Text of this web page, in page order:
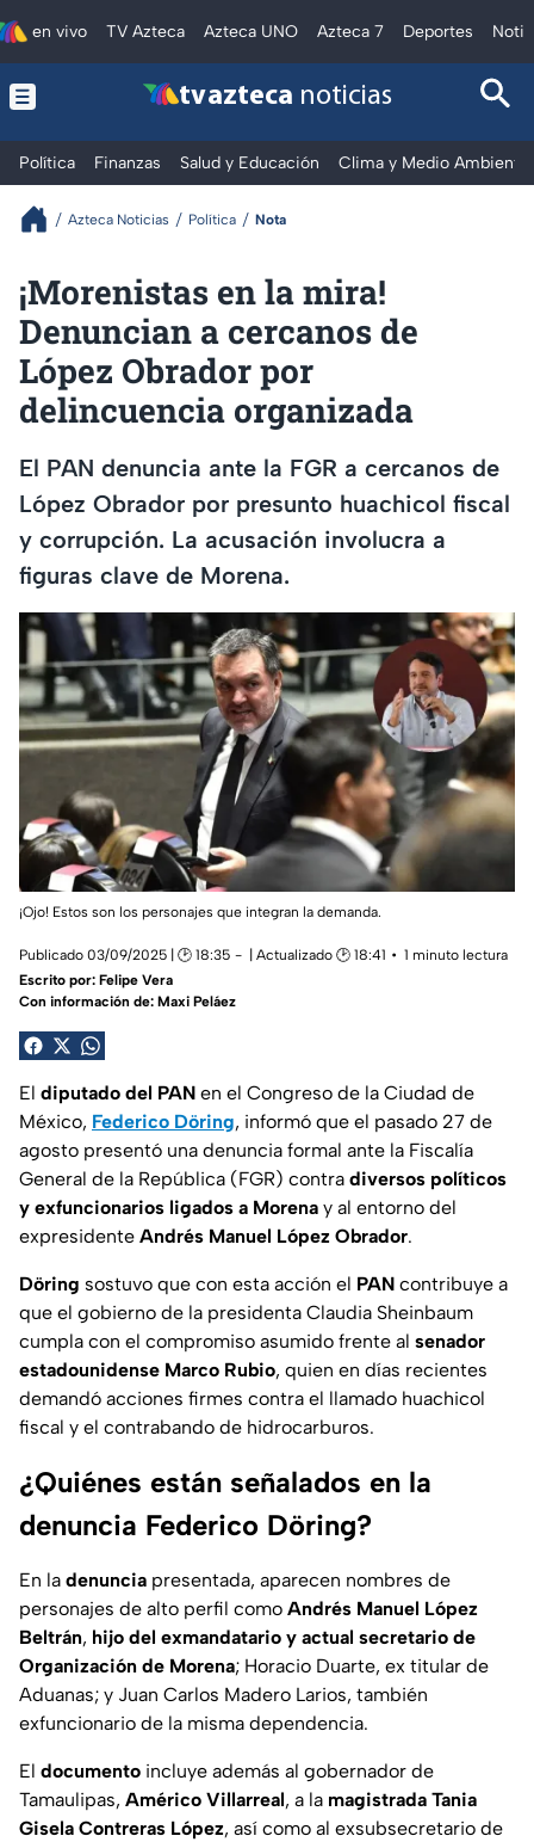
en vivo TV Azteca Azteca UNO Azteca 7 Deportes
tv azteca noticias
Política Finanzas Salud y Educación Clima y Medio Ambiente
Azteca Noticias Política Nota
¡Morenistas en la mira!
Denuncian a cercanos de
López Obrador por
delincuencia organizada
El PAN denuncia ante la FGR a cercanos de
López Obrador por presunto huachicol fiscal
y corrupción. La acusación involucra a
figuras clave de Morena.
¡Ojo! Estos son los personajes que integran la demanda.
Publicado 03/09/2025 | 🕑 18:35 | Actualizado 🕑 18:41
1 minuto lectura
Escrito por: Felipe Vera
Con información de: Maxi Peláez
El diputado del PAN en el Congreso de la Ciudad de
México, Federico Döring, informó que el pasado 27 de
agosto presentó una denuncia formal ante la Fiscalía
General de la República (FGR) contra diversos políticos
y exfuncionarios ligados a Morena y al entorno del
expresidente Andrés Manuel López Obrador.
Döring sostuvo que con esta acción el PAN contribuye a
que el gobierno de la presidenta Claudia Sheinbaum
cumpla con el compromiso asumido frente al senador
estadounidense Marco Rubio, quien en días recientes
demandó acciones firmes contra el llamado huachicol
fiscal y el contrabando de hidrocarburos.
¿Quiénes están señalados en la
denuncia Federico Döring?
En la denuncia presentada, aparecen nombres de
personajes de alto perfil como Andrés Manuel López
Beltrán, hijo del exmandatario y actual secretario de
Organización de Morena; Horacio Duarte, ex titular de
Aduanas; y Juan Carlos Madero Larios, también
exfuncionario de la misma dependencia.
El documento incluye además al gobernador de
Tamaulipas, Américo Villarreal, a la magistrada Tania
Gisela Contreras López, así como al exsubsecretario de